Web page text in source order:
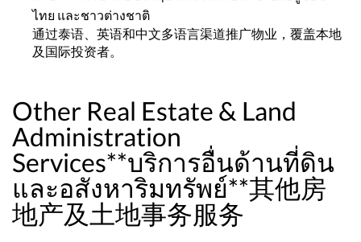
ไทย และชาวต่างชาติ
通过泰语、英语和中文多语言渠道推广物业，覆盖本地
及国际投资者。
Other Real Estate & Land
Administration
Services**บริการอื่นด้านที่ดิน
และอสังหาริมทรัพย์**其他房
地产及土地事务服务